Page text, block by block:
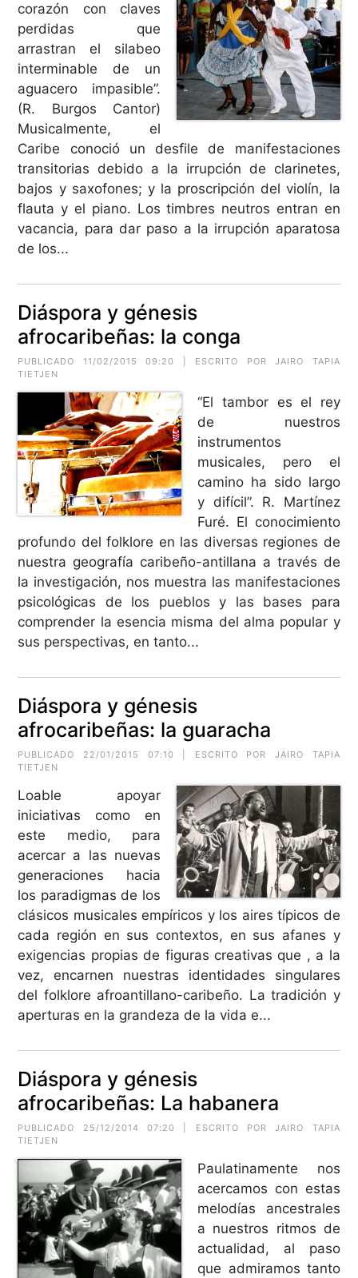
corazón con claves
perdidas que
arrastran el silabeo
interminable de un
aguacero impasible”.
(R. Burgos Cantor)
Musicalmente, el
Caribe conoció un desfile de manifestaciones
transitorias debido a la irrupción de clarinetes,
bajos y saxofones; y la proscripción del violín, la
flauta y el piano. Los timbres neutros entran en
vacancia, para dar paso a la irrupción aparatosa
de los...
Diáspora y génesis
afrocaribeñas: la conga
PUBLICADO 11/02/2015 09:20 | ESCRITO POR JAIRO TAPIA
TIETJEN
“El tambor es el rey
de nuestros
instrumentos
musicales, pero el
camino ha sido largo
y difícil”. R. Martínez
Furé. El conocimiento
profundo del folklore en las diversas regiones de
nuestra geografía caribeño-antillana a través de
la investigación, nos muestra las manifestaciones
psicológicas de los pueblos y las bases para
comprender la esencia misma del alma popular y
sus perspectivas, en tanto...
Diáspora y génesis
afrocaribeñas: la guaracha
PUBLICADO 22/01/2015 07:10 | ESCRITO POR JAIRO TAPIA
TIETJEN
Loable apoyar
iniciativas como en
este medio, para
acercar a las nuevas
generaciones hacia
los paradigmas de los
clásicos musicales empíricos y los aires típicos de
cada región en sus contextos, en sus afanes y
exigencias propias de figuras creativas que , a la
vez, encarnen nuestras identidades singulares
del folklore afroantillano-caribeño. La tradición y
aperturas en la grandeza de la vida e...
Diáspora y génesis
afrocaribeñas: La habanera
PUBLICADO 25/12/2014 07:20 | ESCRITO POR JAIRO TAPIA
TIETJEN
Paulatinamente nos
acercamos con estas
melodías ancestrales
a nuestros ritmos de
actualidad, al paso
que admiramos tanto